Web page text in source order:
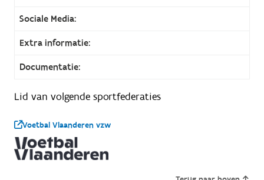
Sociale Media:
Extra informatie:
Documentatie:
Lid van volgende sportfederaties
Voetbal Vlaanderen vzw